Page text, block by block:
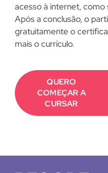
acesso à internet,
Após a conclusão, o
gratuitamente o
mais o currículo.
QUERO
COMEÇAR A
CURSAR